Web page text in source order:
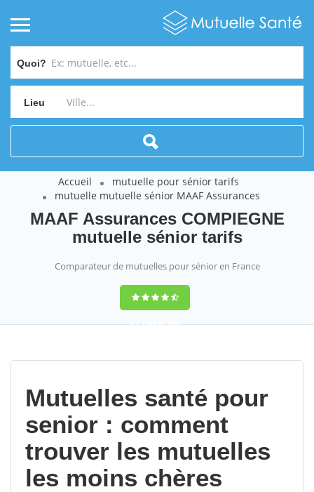
Quoi?
Lieu
Accueil
mutuelle pour sénior tarifs
mutuelle mutuelle sénior MAAF Assurances
MAAF Assurances COMPIEGNE
mutuelle sénior tarifs
Comparateur de mutuelles pour sénior en France
9,2(100%)452
Mutuelles santé pour
senior : comment
trouver les mutuelles
les moins chères